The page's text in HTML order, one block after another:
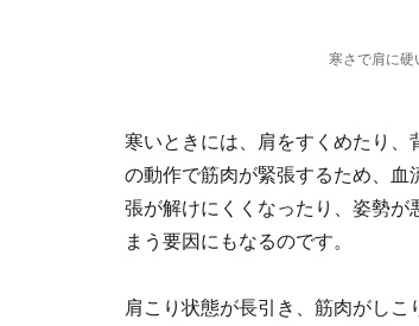
寒さで肩に硬
寒いときには、肩をすくめたり
の動作で筋肉が緊張するため、
張が解けにくくなったり、姿勢が
まう要因にもなるのです。
肩こり状態が長引き、筋肉がし